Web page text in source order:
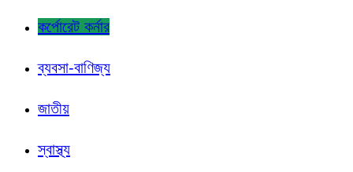
কর্পোরেট কর্নার
ব্যবসা-বাণিজ্য
জাতীয়
স্বাস্থ্য